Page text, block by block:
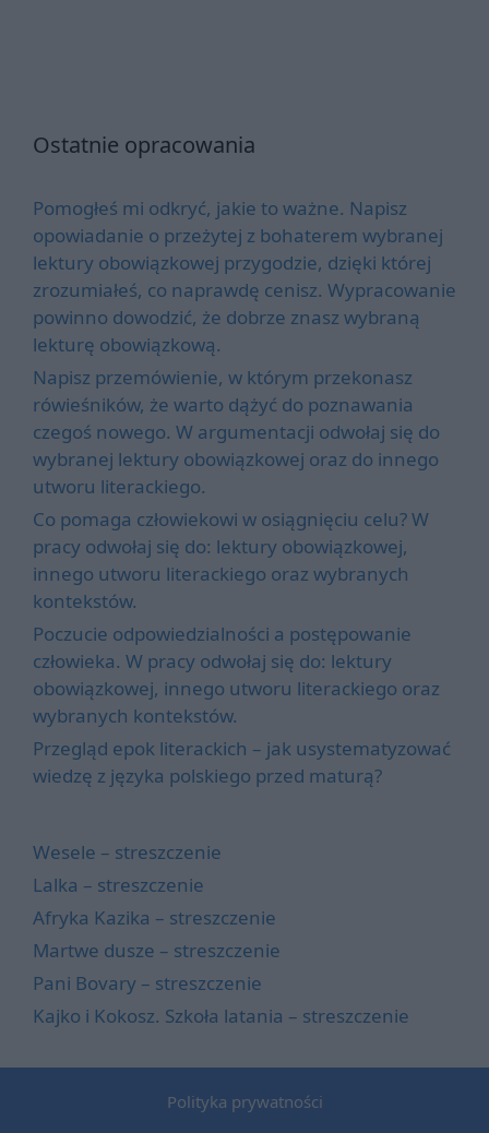
Ostatnie opracowania
Pomogłeś mi odkryć, jakie to ważne. Napisz
opowiadanie o przeżytej z bohaterem wybranej
lektury obowiązkowej przygodzie, dzięki której
zrozumiałeś, co naprawdę cenisz. Wypracowanie
powinno dowodzić, że dobrze znasz wybraną
lekturę obowiązkową.
Napisz przemówienie, w którym przekonasz
rówieśników, że warto dążyć do poznawania
czegoś nowego. W argumentacji odwołaj się do
wybranej lektury obowiązkowej oraz do innego
utworu literackiego.
Co pomaga człowiekowi w osiągnięciu celu? W
pracy odwołaj się do: lektury obowiązkowej,
innego utworu literackiego oraz wybranych
kontekstów.
Poczucie odpowiedzialności a postępowanie
człowieka. W pracy odwołaj się do: lektury
obowiązkowej, innego utworu literackiego oraz
wybranych kontekstów.
Przegląd epok literackich – jak usystematyzować
wiedzę z języka polskiego przed maturą?
Wesele – streszczenie
Lalka – streszczenie
Afryka Kazika – streszczenie
Martwe dusze – streszczenie
Pani Bovary – streszczenie
Kajko i Kokosz. Szkoła latania – streszczenie
Polityka prywatności